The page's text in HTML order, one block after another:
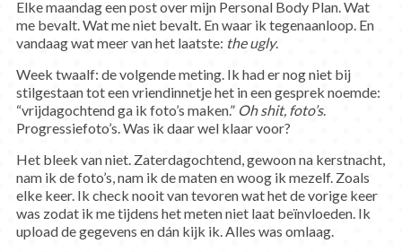
Elke maandag een post over mijn Personal Body Plan. Wat
me bevalt. Wat me niet bevalt. En waar ik tegenaanloop. En
vandaag wat meer van het laatste: the ugly.
Week twaalf: de volgende meting. Ik had er nog niet bij
stilgestaan tot een vriendinnetje het in een gesprek noemde:
“vrijdagochtend ga ik foto’s maken.” Oh shit, foto’s.
Progressiefoto’s. Was ik daar wel klaar voor?
Het bleek van niet. Zaterdagochtend, gewoon na kerstnacht,
nam ik de foto’s, nam ik de maten en woog ik mezelf. Zoals
elke keer. Ik check nooit van tevoren wat het de vorige keer
was zodat ik me tijdens het meten niet laat beïnvloeden. Ik
upload de gegevens en dán kijk ik. Alles was omlaag.